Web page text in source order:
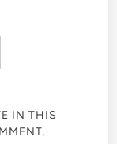
IN THIS